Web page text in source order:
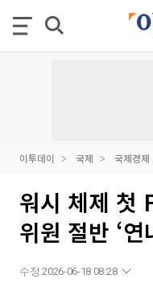
이투데이 국제 국제경제
워시 체제 첫
위원 절반 ‘
수정 2026-06-18 08:28